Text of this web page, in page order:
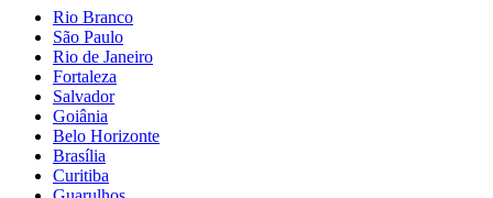
Rio Branco
São Paulo
Rio de Janeiro
Fortaleza
Salvador
Goiânia
Belo Horizonte
Brasília
Curitiba